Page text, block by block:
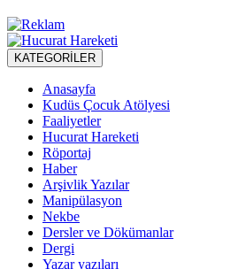
KATEGORİLER
Anasayfa
Kudüs Çocuk Atölyesi
Faaliyetler
Hucurat Hareketi
Röportaj
Haber
Arşivlik Yazılar
Manipülasyon
Nekbe
Dersler ve Dökümanlar
Dergi
Yazar yazıları